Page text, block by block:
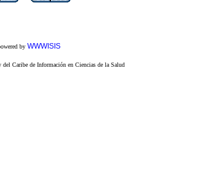
by WWWISIS
Caribe de Información en Ciencias de la Salud